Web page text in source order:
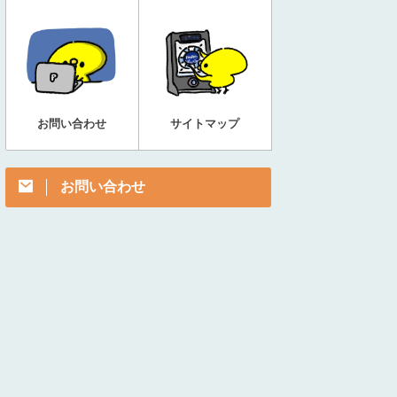
お問い合わせ サイトマップ
お問い合わせ